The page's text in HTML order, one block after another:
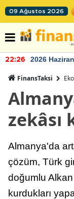
09 Ağustos 2026
22:26 2026
FinansTaksi
zekâsı
Almanya'da
çözüm, Türk
doğumlu
kurdukları